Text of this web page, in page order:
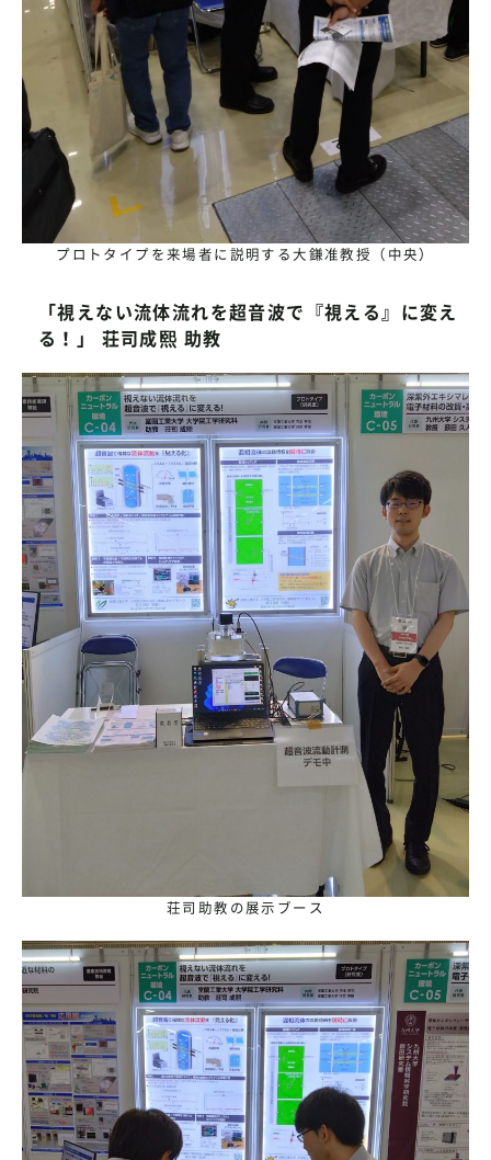
プロトタイプを来場者に説明する大鎌准教授（中央）
「視えない流体流れを超音波で『視える』に変え
る！」 荘司成熙 助教
荘司助教の展示ブース